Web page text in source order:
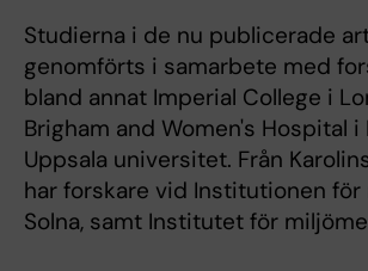
Studierna i de nu publicerade
genomförts i samarbete med
bland annat Imperial College i
Brigham and Women's Hospital
Uppsala universitet. Från
har forskare vid Institutionen för
Solna, samt Institutet för